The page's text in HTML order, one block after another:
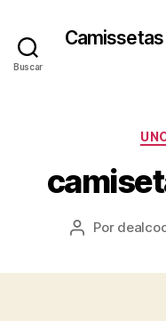
Buscar
Autor
Por